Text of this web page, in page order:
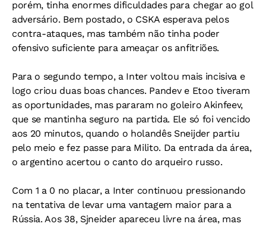
porém, tinha enormes dificuldades para chegar ao gol
adversário. Bem postado, o CSKA esperava pelos
contra-ataques, mas também não tinha poder
ofensivo suficiente para ameaçar os anfitriões.
Para o segundo tempo, a Inter voltou mais incisiva e
logo criou duas boas chances. Pandev e Etoo tiveram
as oportunidades, mas pararam no goleiro Akinfeev,
que se mantinha seguro na partida. Ele só foi vencido
aos 20 minutos, quando o holandês Sneijder partiu
pelo meio e fez passe para Milito. Da entrada da área,
o argentino acertou o canto do arqueiro russo.
Com 1 a 0 no placar, a Inter continuou pressionando
na tentativa de levar uma vantagem maior para a
Rússia. Aos 38, Sjneider apareceu livre na área, mas